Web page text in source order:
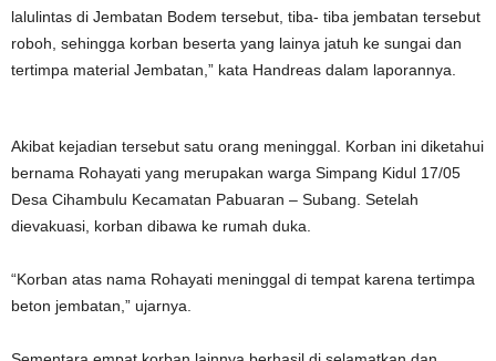
lalulintas di Jembatan Bodem tersebut, tiba- tiba jembatan tersebut
roboh, sehingga korban beserta yang lainya jatuh ke sungai dan
tertimpa material Jembatan,” kata Handreas dalam laporannya.
Akibat kejadian tersebut satu orang meninggal. Korban ini diketahui
bernama Rohayati yang merupakan warga Simpang Kidul 17/05
Desa Cihambulu Kecamatan Pabuaran – Subang. Setelah
dievakuasi, korban dibawa ke rumah duka.
“Korban atas nama Rohayati meninggal di tempat karena tertimpa
beton jembatan,” ujarnya.